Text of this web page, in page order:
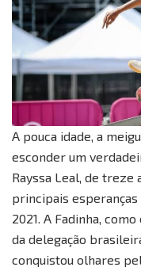
A pouca idade, a
esconder um
Rayssa Leal, de treze
principais esperanças
2021. A Fadinha,
da delegação
conquistou olhares